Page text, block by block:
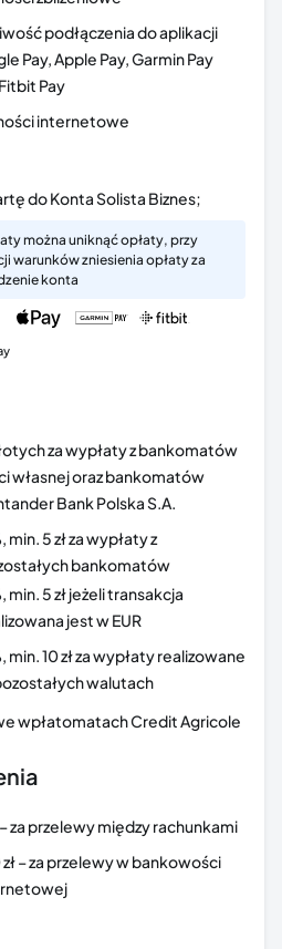
podłączenia do aplikacji
Pay, Apple Pay, Garmin Pay
Pay
internetowe
do Konta Solista Biznes;
można uniknąć opłaty, przy
warunków zniesienia opłaty za
konta
za wypłaty z bankomatów
własnej oraz bankomatów
Bank Polska S.A.
min. 5 zł za wypłaty z
bankomatów
min. 5 zł jeżeli transakcja
jest w EUR
min. 10 zł za wypłaty realizowane
walutach
wpłatomatach Credit Agricole
– za przelewy między rachunkami
zł – za przelewy w bankowości